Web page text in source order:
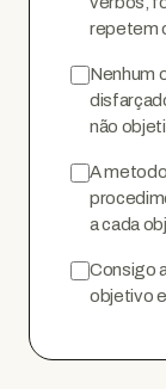
repetem
Nenhum
não
A
a cada
Consigo
objetivo